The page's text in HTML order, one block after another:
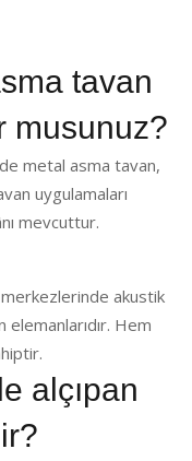
tavan
musunuz?
metal asma tavan,
uygulamaları
mevcuttur.
akustik
elemanlarıdır. Hem
alçıpan